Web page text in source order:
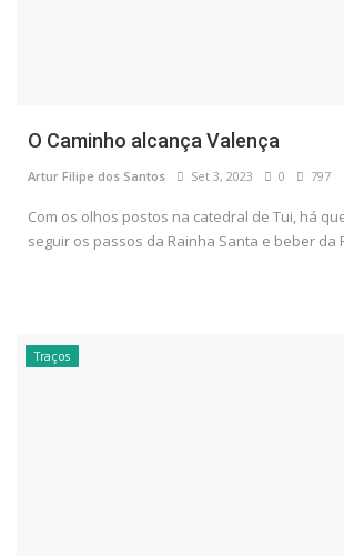
O Caminho alcança Valença
Artur Filipe dos Santos Set 3, 2023 0 797
Com os olhos postos na catedral de Tui, há
seguir os passos da Rainha Santa e beber da
Traços